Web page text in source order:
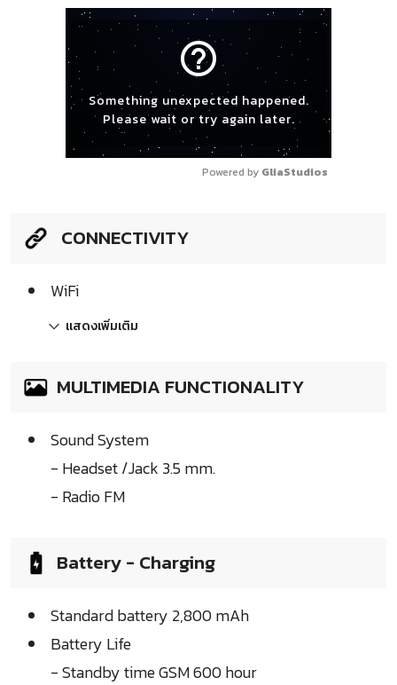
help_outline
Something unexpected happened.
Please wait or try again later.
Powered by GliaStudios
CONNECTIVITY
WiFi
แสดงเพิ่มเติม
MULTIMEDIA FUNCTIONALITY
Sound System
- Headset /Jack 3.5 mm.
- Radio FM
Battery - Charging
Standard battery 2,800 mAh
Battery Life
- Standby time GSM 600 hour